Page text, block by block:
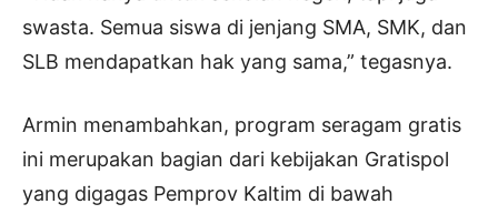
swasta. Semua siswa di jenjang SMA, SMK, dan
SLB mendapatkan hak yang sama,” tegasnya.
Armin menambahkan, program seragam gratis
ini merupakan bagian dari kebijakan Gratispol
yang digagas Pemprov Kaltim di bawah